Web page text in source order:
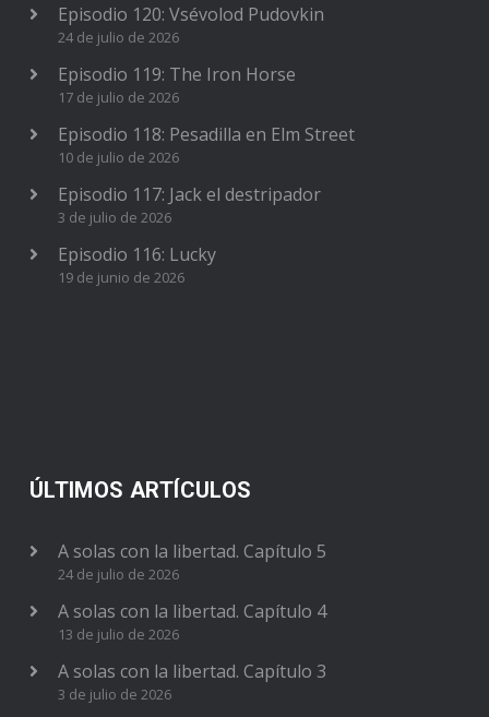
Episodio 120: Vsévolod Pudovkin
24 de julio de 2026
Episodio 119: The Iron Horse
17 de julio de 2026
Episodio 118: Pesadilla en Elm Street
10 de julio de 2026
Episodio 117: Jack el destripador
3 de julio de 2026
Episodio 116: Lucky
19 de junio de 2026
ÚLTIMOS ARTÍCULOS
A solas con la libertad. Capítulo 5
24 de julio de 2026
A solas con la libertad. Capítulo 4
13 de julio de 2026
A solas con la libertad. Capítulo 3
3 de julio de 2026